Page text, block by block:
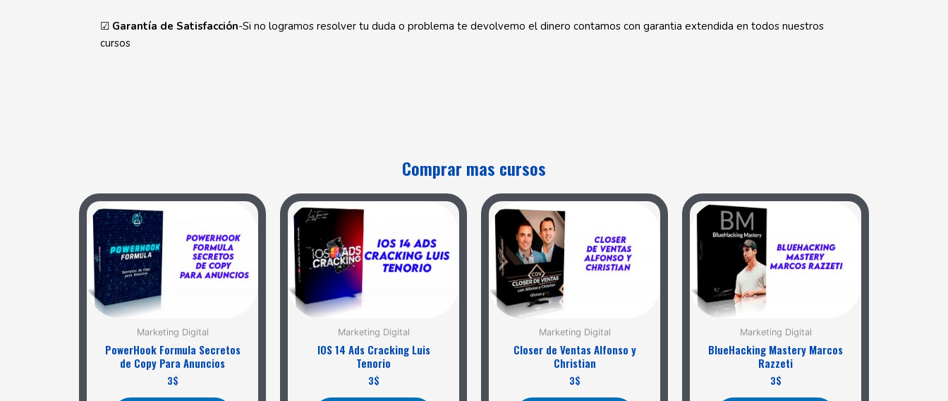
☑ Garantía de Satisfacción-Si no logramos resolver tu duda o problema te devolvemo el dinero contamos con garantia extendida en todos nuestros
cursos
Comprar mas cursos
Marketing Digital
PowerHook Formula Secretos
de Copy Para Anuncios
3$
Marketing Digital
IOS 14 Ads Cracking Luis
Tenorio
3$
Marketing Digital
Closer de Ventas Alfonso y
Christian
3$
Marketing Digital
BlueHacking Mastery Marcos
Razzeti
3$